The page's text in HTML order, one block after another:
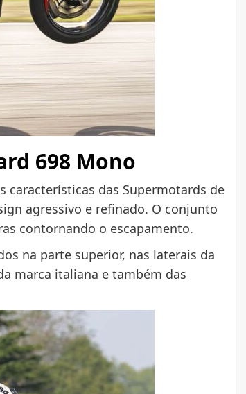
698 Mono
características das Supermotards de
agressivo e refinado. O conjunto
contornando o escapamento.
na parte superior, nas laterais da
marca italiana e também das